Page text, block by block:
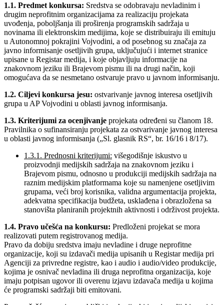
1.1. Predmet konkursa: Sredstva se odobravaju nevladinim i
drugim neprofitnim organizacijama za realizaciju projekata
uvođenja, poboljšanja ili proširenja programskih sadržaja u
novinama ili elektronskim medijima, koje se distribuiraju ili emituju
u Autonomnoj pokrajini Vojvodini, a od posebnog su značaja za
javno informisanje osetljivih grupa, uključujući i internet stranice
upisane u Registar medija, i koje objavljuju informacije na
znakovnom jeziku ili Brajevom pismu ili na drugi način, koji
omogućava da se nesmetano ostvaruje pravo u javnom informisanju.
1.2. Ciljevi konkursa jesu: ostvarivanje javnog interesa osetljivih
grupa u AP Vojvodini u oblasti javnog informisanja.
1.3. Kriterijumi za ocenjivanje projekata određeni su članom 18.
Pravilnika o sufinansiranju projekata za ostvarivanje javnog interesa
u oblasti javnog informisanja („Sl. glasnik RS“, br. 16/16 i 8/17).
1.3.1. Prednosni kriterijumi: višegodišnje iskustvo u
proizvodnji medijskih sadržaja na znakovnom jeziku i
Brajevom pismu, odnosno u produkciji medijskih sadržaja na
raznim medijskim platformama koje su namenjene osetljivim
grupama, veći broj korisnika, validna argumentacija projekta,
adekvatna specifikacija budžeta, usklađena i obrazložena sa
stanovišta planiranih projektnih aktivnosti i održivost projekta.
1.4. Pravo učešća na konkursu: Predloženi projekat se mora
realizovati putem registrovanog medija.
Pravo da dobiju sredstva imaju nevladine i druge neprofitne
organizacije, koji su izdavači medija upisanih u Registar medija pri
Agenciji za privredne registre, kao i audio i audio/video produkcije,
kojima je osnivač nevladina ili druga neprofitna organizacija, koje
imaju potpisan ugovor ili overenu izjavu izdavača medija u kojima
će programski sadržaji biti emitovani.